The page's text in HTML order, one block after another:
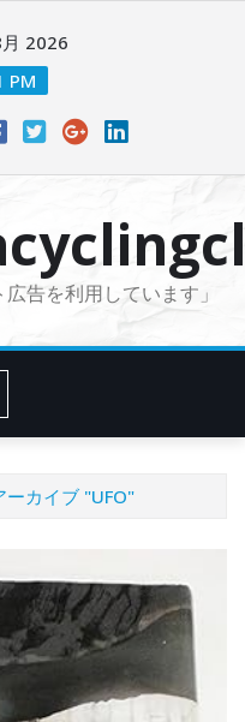
2026
PM
告を利用しています」
ーカイブ "UFO"